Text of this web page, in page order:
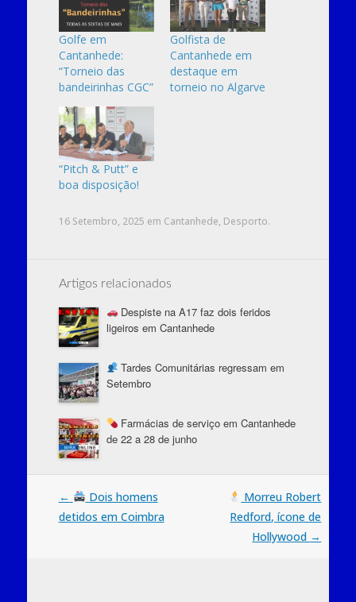
Golfe em
Cantanhede:
“Torneio das
bandeirinhas CGC”
Golfista de
Cantanhede em
destaque em
torneio no Algarve
“Pitch & Putt” e
boa disposição!
16 Setembro, 2025 em Cantanhede, Desporto.
Artigos relacionados
Despiste na A17 faz dois feridos
ligeiros em Cantanhede
Tardes Comunitárias regressam em
Setembro
Farmácias de serviço em Cantanhede
de 22 a 28 de junho
Post
navigation
←
Dois homens
detidos em Coimbra
Morreu Robert
Redford, ícone de
Hollywood →